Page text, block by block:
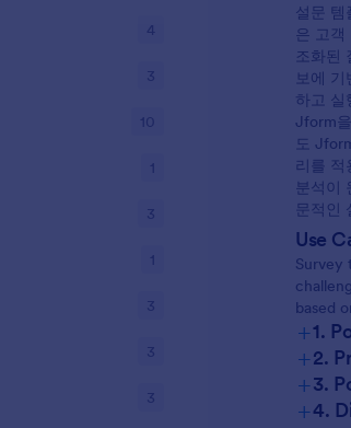
설문 템
은 고객
조화된
보에
하고 실
Jform
도
리를 적
분석이
문적인
Use
Survey
based
+1.
+2.
+3.
+4.
4
3
10
1
3
1
3
3
3